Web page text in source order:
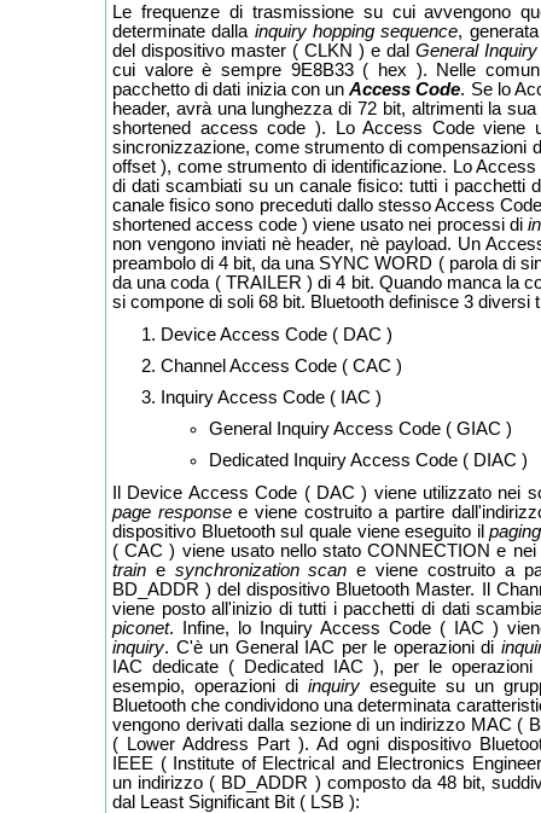
Le frequenze di trasmissione su cui avvengono
determinate dalla inquiry hopping sequence,
del dispositivo master ( CLKN ) e dal General
cui valore è sempre 9E8B33 ( hex ). Nelle
pacchetto di dati inizia con unAccess Code. Se lo
header, avrà una lunghezza di 72 bit, altrimenti la
shortened access code ). Lo Access Code viene
sincronizzazione, come strumento di compensazioni
offset ), come strumento di identificazione. Lo
di dati scambiati su un canale fisico: tutti i pacchetti
canale fisico sono preceduti dallo stesso Access
shortened access code ) viene usato nei processi di
non vengono inviati nè header, nè payload. Un
preambolo di 4 bit, da una SYNC WORD ( parola di
da una coda ( TRAILER ) di 4 bit. Quando manca la
si compone di soli 68 bit. Bluetooth definisce 3 diversi
Device Access Code ( DAC )
Channel Access Code ( CAC )
Inquiry Access Code ( IAC )
General Inquiry Access Code ( GIAC )
Dedicated Inquiry Access Code ( DIAC )
Il Device Access Code ( DAC ) viene utilizzato nei
page responsee viene costruito a partire
dispositivo Bluetooth sul quale viene eseguito ilpaging
( CAC ) viene usato nello stato CONNECTION e
train e synchronization scan e viene costruito a
BD_ADDR ) del dispositivo Bluetooth Master. Il
viene posto all'inizio di tutti i pacchetti di dati
piconet. Infine, lo Inquiry Access Code ( IAC )
inquiry. C'è un General IAC per le operazioni di
IAC dedicate ( Dedicated IAC ), per le
esempio, operazioni di inquiry eseguite su un
Bluetooth che condividono una determinata
vengono derivati dalla sezione di un indirizzo MAC (
( Lower Address Part ). Ad ogni dispositivo
IEEE ( Institute of Electrical and Electronics
un indirizzo ( BD_ADDR ) composto da 48 bit,
dal Least Significant Bit ( LSB ):